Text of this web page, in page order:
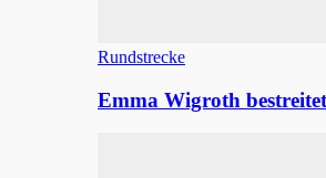
Rundstrecke
Emma Wigroth